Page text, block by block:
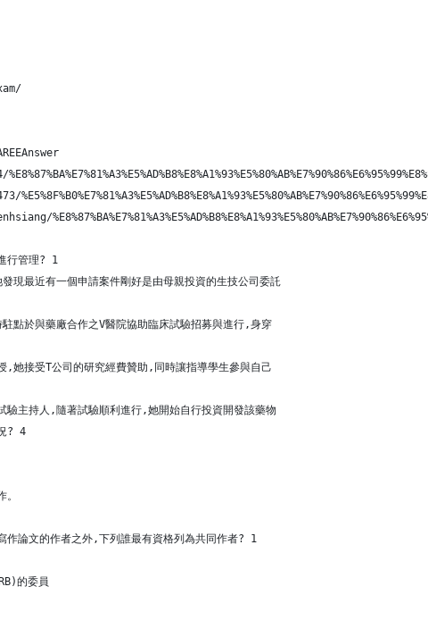
行管理? 1
現最近有一個申請案件剛好是由母親投資的生技公司委託
點於與藥廠合作之V醫院協助臨床試驗招募與進行,身穿
,她接受T公司的研究經費贊助,同時讓指導學生參與自己
驗主持人,隨著試驗順利進行,她開始自行投資開發該藥物
? 4
作論文的作者之外,下列誰最有資格列為共同作者? 1
的委員